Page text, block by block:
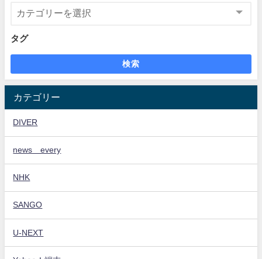
タグ
検索
カテゴリー
DIVER
news every
NHK
SANGO
U-NEXT